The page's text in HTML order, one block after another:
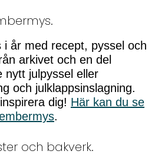
i år med recept, pyssel och
arkivet och en del
nytt julpyssel eller
och julklappsinslagning.
dig! Här kan du se
.
och bakverk.